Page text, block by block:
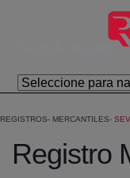
Saltar al contenido
REGISTROS MERCANTILES
Registro